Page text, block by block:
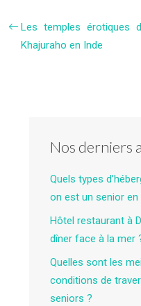
Les temples érotiques
Khajuraho en Inde
Nos derniers
Quels types
on est un senior en
Hôtel restaurant à
dîner face à la mer
Quelles sont les
conditions de
seniors ?